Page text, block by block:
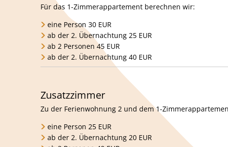
Für das 1-Zimmerappartement berechnen wir:
eine Person 30 EUR
ab der 2. Übernachtung 25 EUR
ab 2 Personen 45 EUR
ab der 2. Übernachtung 40 EUR
Zusatzzimmer
Zu der Ferienwohnung 2 und dem 1-
eine Person 25 EUR
ab der 2. Übernachtung 20 EUR